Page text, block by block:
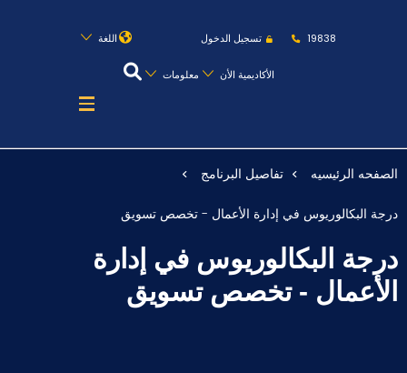
19838 تسجيل الدخول اللغة
الأكاديمية الأن معلومات
عن الأكاديمية
النقل البحري
القبول والتسجيل
الدراسات الأكاديمية
المجمعات
الصفحه الرئيسيه تفاصيل البرنامج
درجة البكالوريوس في إدارة الأعمال - تخصص تسويق
درجة البكالوريوس في إدارة
الأعمال - تخصص تسويق